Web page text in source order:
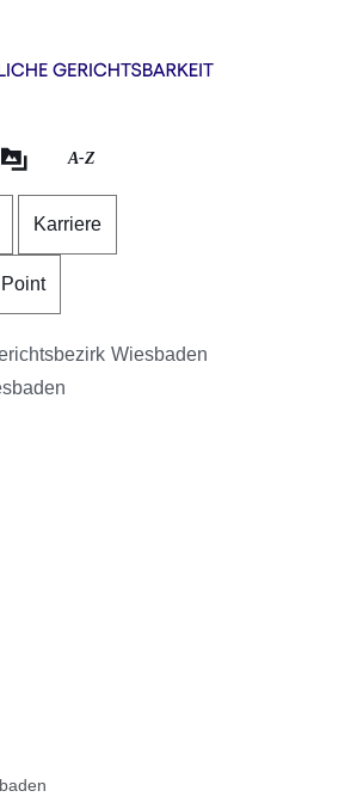
Direkt zum Kopf der
Direkt zum Inhalt
Direkt zum Fuß der
A-Z
Karriere
Wiesbaden